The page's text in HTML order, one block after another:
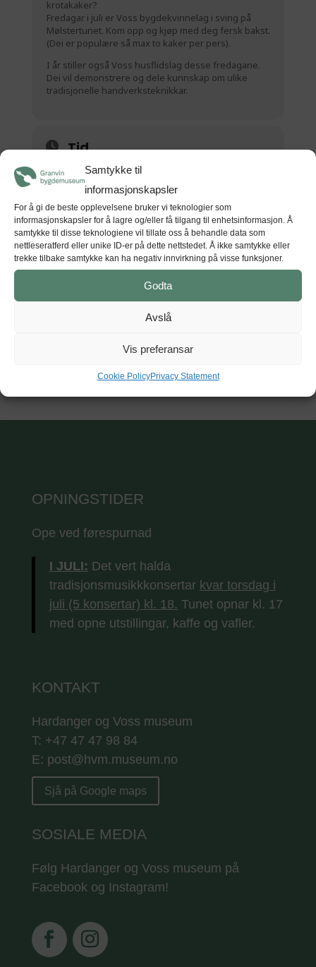
Samtykke til
informasjonskapsler
For å gi de beste opplevelsene bruker vi teknologier som
informasjonskapsler for å lagre og/eller få tilgang til enhetsinformasjon. Å
samtykke til disse teknologiene vil tillate oss å behandle data som
nettleseratferd eller unike ID-er på dette nettstedet. Å ikke samtykke eller
trekke tilbake samtykke kan ha negativ innvirkning på visse funksjoner.
Godta
Avslå
Vis preferansar
Cookie PolicyPrivacy Statement
krotakaker?
Fredagar i juli er Voss bygdekvinnelag i sving på
Mølstertunet. Kom opp og kjøp med deg fersk bakst.
(Dei er populære så max to kaker per pers).
I år stiller også Voss husflidslag desse fredagane.
Dei vil demonstrere og dele kunnskap om ulike
tradisjonelle handverksteknikkar.
Tid
(Fredag) 12:00 - 15:00
STAD
Voss folkemuseum
Mølstervegen 143, 5705 Voss
OPNINGSTIDER
Ope ved førespurnad
I JULI: Det vert halda
tradisjonsmusikkkonsertar kvar torsdag i
juli (5 konsertar) kl. 18. Tunet opnar kl. 17
med opne utstillingar, kaffe og vafler.
KONTAKT
Hardanger og Voss museum
T: +47 47 47 98 84
E: post@hvm.museum.no
Sjå på Google maps
SOSIALE MEDIA
Følg Hardanger og Voss museum på
Facebook og Instagram!